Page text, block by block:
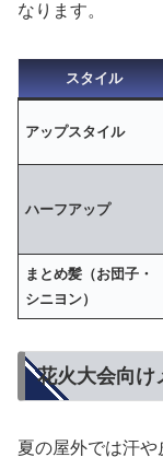
なります。
スタイル
アップスタイル
ハーフアップ
まとめ髪（お団子・
シニヨン）
花火大会向け
夏の屋外では汗や